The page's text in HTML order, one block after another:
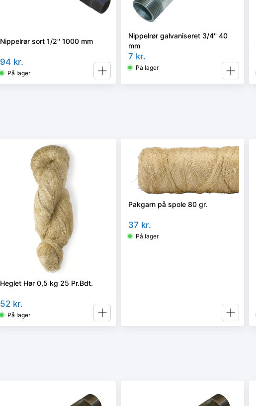
Nippelrør sort 1/2'' 1000 mm
94 kr.
På lager
Nippelrør galvaniseret 3/4'' 40
mm
7 kr.
På lager
Heglet Hør 0,5 kg 25 Pr.Bdt.
52 kr.
På lager
Pakgarn på spole 80 gr.
37 kr.
På lager